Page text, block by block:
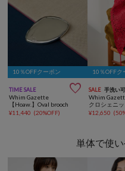
10％OFFクーポン
TIME SALE 
Whim Gazette
【Hoaw.】Oval brooch
¥11,440 (20%OFF)
10％OFFク
SALE 手洗い可
Whim
¥12,650 (
単体で使